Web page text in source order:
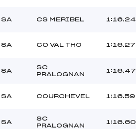
SA CS MERIBEL 1:16.24
SA CO VAL THO 1:16.27
SA
SC
PRALOGNAN
1:16.47
SA COURCHEVEL 1:16.59
SA
SC
PRALOGNAN
1:16.60